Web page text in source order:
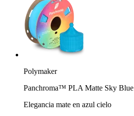
Polymaker
Panchroma™ PLA Matte Sky Blue
Elegancia mate en azul cielo